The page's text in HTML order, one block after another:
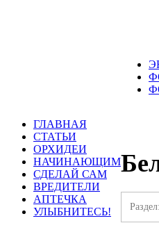
ГЛАВНАЯ
СТАТЬИ
ОРХИДЕИ
НАЧИНАЮЩИМ
СДЕЛАЙ САМ
ВРЕДИТЕЛИ
АПТЕЧКА
УЛЫБНИТЕСЬ!
Раздел: